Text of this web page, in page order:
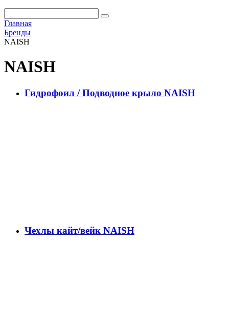
Главная
Бренды
NAISH
NAISH
Гидрофоил / Подводное крыло NAISH
Чехлы кайт/вейк NAISH